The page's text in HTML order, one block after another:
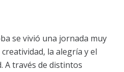
se vivió una jornada muy
la alegría y el
A través de distintos